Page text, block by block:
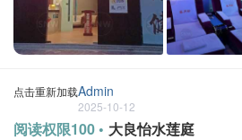
点击重新加载Admin
2025-10-12
阅读权限100 • 大良怡水莲庭